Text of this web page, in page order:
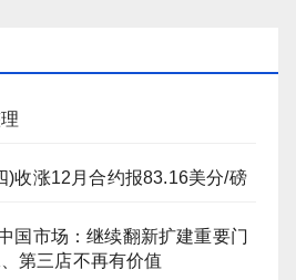
)收涨12月合约报83.16美分/磅
国市场：继续翻新扩建重要门
第三店不再有价值